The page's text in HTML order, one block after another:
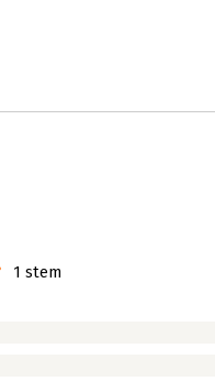
1 stem